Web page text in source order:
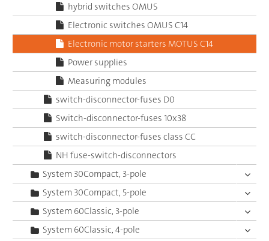
hybrid switches OMUS
Electronic switches OMUS C14
Electronic motor starters MOTUS C14
Power supplies
Measuring modules
switch-disconnector-fuses D0
Switch-disconnector-fuses 10x38
switch-disconnector-fuses class CC
NH fuse-switch-disconnectors
System 30Compact, 3-pole
System 30Compact, 5-pole
System 60Classic, 3-pole
System 60Classic, 4-pole